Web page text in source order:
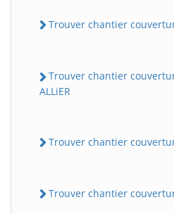
Trouver chantier
Trouver chantier
ALLiER
Trouver chantier
Trouver chantier